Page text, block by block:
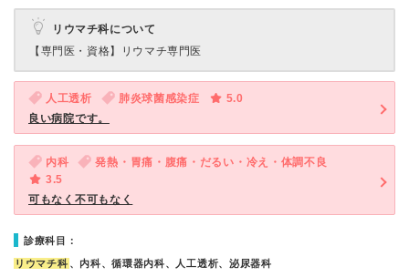
リウマチ科について
【専門医・資格】
リウマチ専門医
人工透析 肺炎球菌感染症
5.0
良い病院です。
内科
発熱・胃痛・腹痛・だるい・冷え・体調不良
3.5
可もなく不可もなく
診療科目：
リウマチ科 、内科、循環器内科、人工透析、泌尿器科